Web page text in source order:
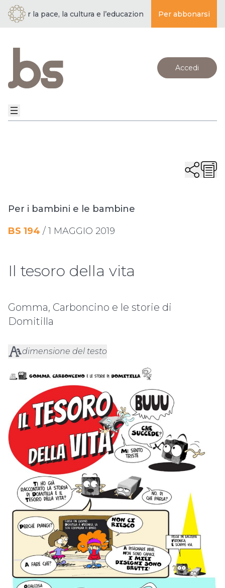
| per la pace, la cultura e l’educazione · BUDDISMO E
Per abbonarsi
Accedi
Per i bambini e le bambine
BS 194 / 1 MAGGIO 2019
Il tesoro della vita
Gomma, Carboncino e le storie di
Domitilla
dimensione del testo